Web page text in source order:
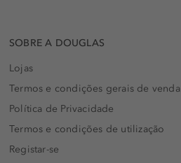
SOBRE A DOUGLAS
Lojas
Termos e condições gerais de venda
Política de Privacidade
Termos e condições de utilização
Registar-se